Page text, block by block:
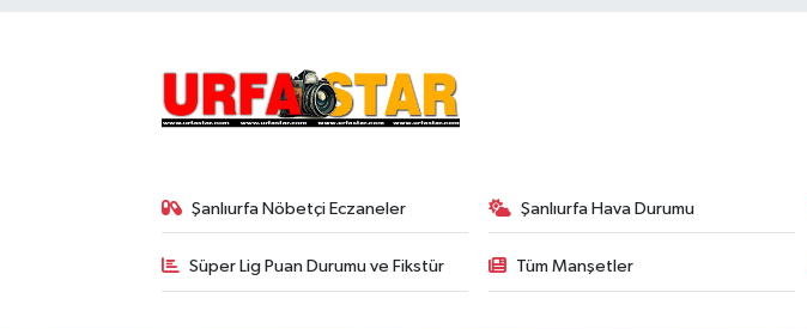
Şanlıurfa Nöbetçi Eczaneler Şanlıurfa Hava Durumu
Süper Lig Puan Durumu ve Fikstür Tüm Manşetler